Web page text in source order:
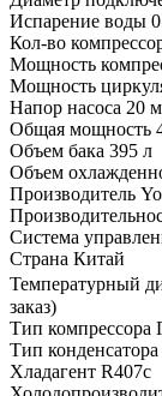
Испарение воды
Кол-во
Мощность
Мощность
Напор насоса 20 м
Общая мощность
Объем бака 395 л
Объем
Производитель
Система
Страна Китай
Температурный
заказ)
Тип компрессора
Тип конденсатора
Хладагент R407c